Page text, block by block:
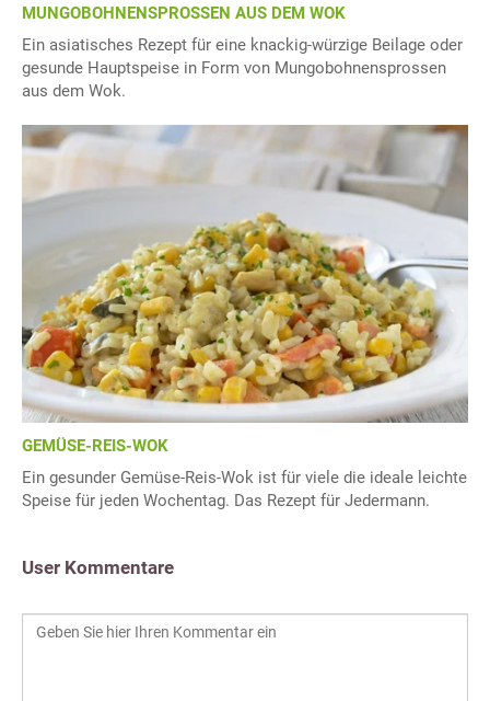
MUNGOBOHNENSPROSSEN AUS DEM WOK
Ein asiatisches Rezept für eine knackig-würzige Beilage oder
gesunde Hauptspeise in Form von Mungobohnensprossen
aus dem Wok.
GEMÜSE-REIS-WOK
Ein gesunder Gemüse-Reis-Wok ist für viele die ideale leichte
Speise für jeden Wochentag. Das Rezept für Jedermann.
User Kommentare